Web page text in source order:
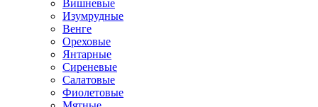
Вишневые
Изумрудные
Венге
Ореховые
Янтарные
Сиреневые
Салатовые
Фиолетовые